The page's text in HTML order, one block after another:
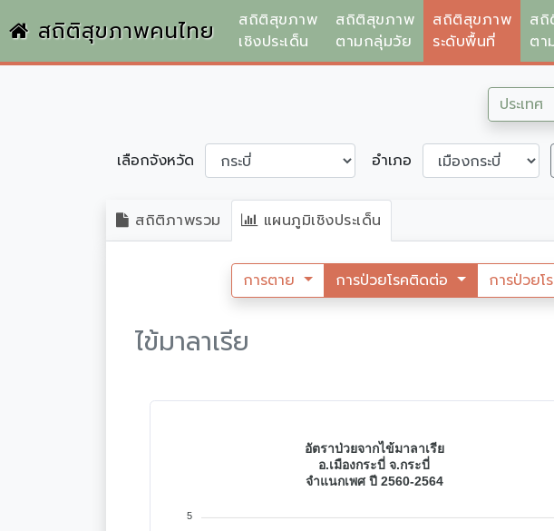
สถิติสุขภาพคนไทย
สถิติสุขภาพ
เชิงประเด็น
สถิติสุขภาพ
ตามกลุ่มวัย
สถิติสุขภาพ
ระดับพื้นที่
สถิ
ตา
ประเทศ
เลือกจังหวัด อำเภอ
สถิติภาพรวม แผนภูมิเชิงประเด็น
การตาย การป่วยโรคติดต่อ การป่วยโ
ไข้มาลาเรีย